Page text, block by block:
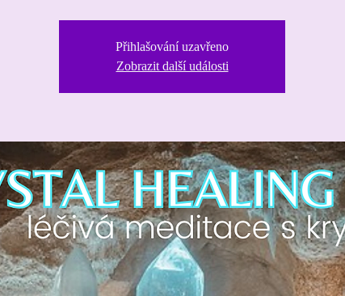
Přihlašování uzavřeno
Zobrazit další události